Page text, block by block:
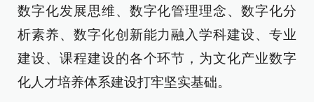
数字化发展思维、数字化管理理念、数字化分
析素养、数字化创新能力融入学科建设、专业
建设、课程建设的各个环节，为文化产业数字
化人才培养体系建设打牢坚实基础。